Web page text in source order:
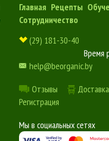
Главная Рецепты
Сотрудничество
(29) 181-30-40
Время
help@beorganic.by
Отзывы
Регистрация
Мы в социальных сетях